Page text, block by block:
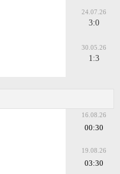
24.07.26
3:0
30.05.26
1:3
16.08.26
00:30
19.08.26
03:30